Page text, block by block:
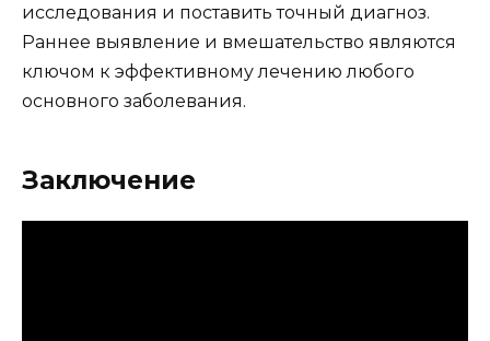
исследования и поставить точный диагноз.
Раннее выявление и вмешательство являются
ключом к эффективному лечению любого
основного заболевания.
Заключение